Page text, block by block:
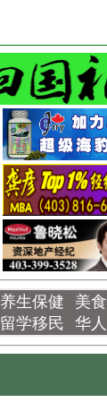
养生保健 美
留学移民 华